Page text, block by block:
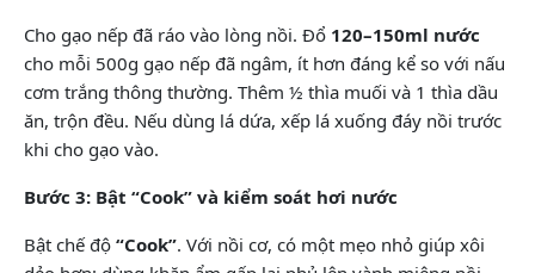
Cho gạo nếp đã ráo vào lòng nồi. Đổ 120–150ml nước
cho mỗi 500g gạo nếp đã ngâm, ít hơn đáng kể so với nấu
cơm trắng thông thường. Thêm ½ thìa muối và 1 thìa dầu
ăn, trộn đều. Nếu dùng lá dứa, xếp lá xuống đáy nồi trước
khi cho gạo vào.
Bước 3: Bật “Cook” và kiểm soát hơi nước
Bật chế độ “Cook”. Với nồi cơ, có một mẹo nhỏ giúp xôi